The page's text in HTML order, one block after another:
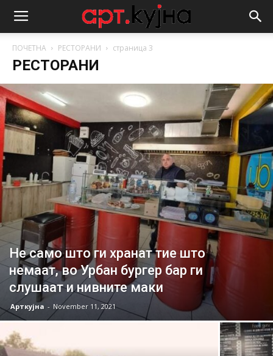
ПОЧЕТНА РЕСТОРАНИ страница 3
РЕСТОРАНИ
Не само што ги хранат тие што
немаат, во Урбан бургер бар ги
слушаат и нивните маки
Арткујна - November 11, 2021